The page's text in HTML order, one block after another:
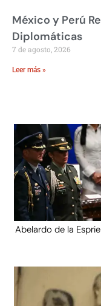
México y Perú
Diplomáticas
7 de agosto, 2026
Leer más »
Abelardo de la